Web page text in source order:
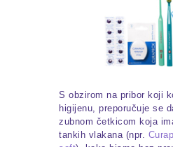
S obzirom na pribor koji
higijenu, preporučuje se
zubnom četkicom koja
tankih vlakana (npr.